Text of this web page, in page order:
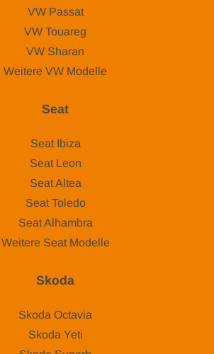
VW Passat
VW Touareg
VW Sharan
Weitere VW Modelle
Seat
Seat Ibiza
Seat Leon
Seat Altea
Seat Toledo
Seat Alhambra
Weitere Seat Modelle
Skoda
Skoda Octavia
Skoda Yeti